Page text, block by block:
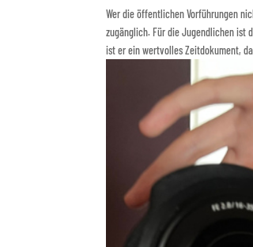
Wer die öffentlichen Vorführungen
zugänglich. Für die Jugendlichen ist
ist er ein wertvolles Zeitdokument,